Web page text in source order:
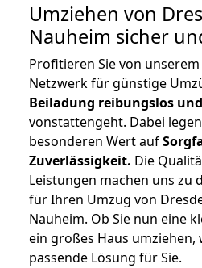
Umziehen von
Nauheim sicher
Profitieren Sie von
Netzwerk für günstige
Beiladung reibungslos
vonstattengeht. Dabei
besonderen Wert auf
Zuverlässigkeit. Die
Leistungen machen uns zu
für Ihren Umzug von
Nauheim. Ob Sie nun eine
ein großes Haus umziehen,
passende Lösung für Sie.